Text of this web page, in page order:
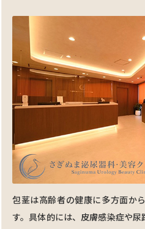
包茎は高齢者の健康に多方面か
す。具体的には、皮膚感染症や